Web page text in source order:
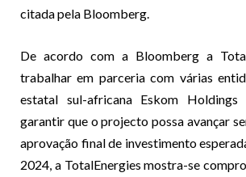
citada pela Bloomberg.
De acordo com a Bloomberg a
trabalhar em parceria com várias
estatal sul-africana Eskom
garantir que o projecto possa avançar
aprovação final de investimento
2024, a TotalEnergies mostra-se